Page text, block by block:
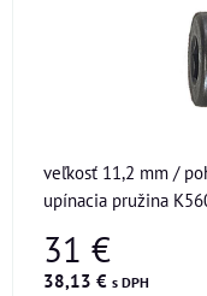
veľkosť 11,2 mm /
upínacia pružina
31 €
38,13 € s DPH